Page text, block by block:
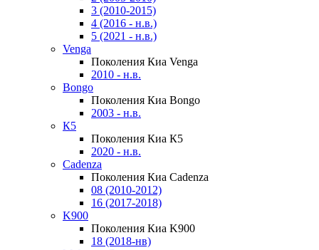
3 (2010-2015)
4 (2016 - н.в.)
5 (2021 - н.в.)
Venga
Поколения Киа Venga
2010 - н.в.
Bongo
Поколения Киа Bongo
2003 - н.в.
К5
Поколения Киа К5
2020 - н.в.
Cadenza
Поколения Киа Cadenza
08 (2010-2012)
16 (2017-2018)
K900
Поколения Киа K900
18 (2018-нв)